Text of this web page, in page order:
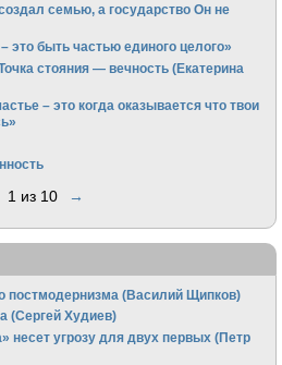
семью, а государство Он не
это быть частью единого целого»
стояния — вечность (Екатерина
– это когда оказывается что твои
1 из 10 →
постмодернизма (Василий Щипков)
(Сергей Худиев)
несет угрозу для двух первых (Петр